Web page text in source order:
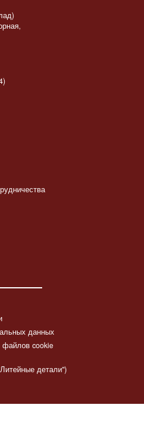
данных
файлов cookie
детали")